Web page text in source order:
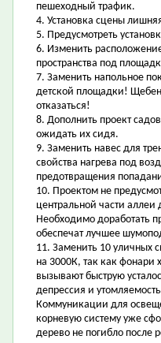
пешеходный трафик.
4. Установка сцены
5. Предусмотреть
6. Изменить
пространства под
7. Заменить напольное
детской площадки!
отказаться!
8. Дополнить проект
ожидать их сидя.
9. Заменить навес для
свойства нагрева под
предотвращения
10. Проектом не
центральной части
Необходимо доработать
обеспечат лучшее
11. Заменить 10 уличных
на 3000К, так как фонари
вызывают быструю
депрессия и
Коммуникации для
корневую систему уже
дерево не погибло после